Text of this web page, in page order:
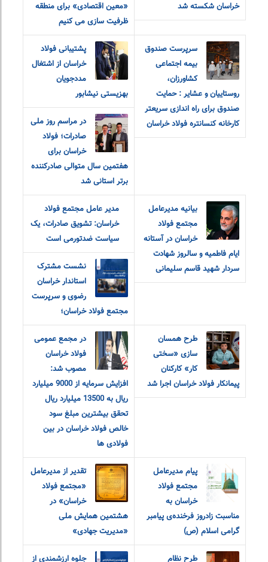
خراسان شکسته شد
«معین اقتصادی» برای منطقه
ظرفیت سازی می کنیم
سرپرست صندوق
بیمه اجتماعی
کشاورزان،
روستاییان و عشایر : حمایت
صندوق برای راه اندازی سریعتر
کارخانه کنسانتره فولاد خراسان
پشتیبانی فولاد
خراسان از اشتغال
مددجویان
بهزیستی نیشابور
در مراسم روز ملی
صادرات؛ فولاد
خراسان برای
هفتمین سال متوالی صادرکننده
برتر استانی شد
بیانیه مدیرعامل
مجتمع فولاد
خراسان در آستانه
ایام فاطمیه و سالروز شهادت
سردار شهید قاسم سلیمانی
مدیر عامل مجتمع فولاد
خراسان: تشویق صادرات، یک
سیاست ضدتورمی است
نشست مشترک
استاندار خراسان
رضوی و سرپرست
مجتمع فولاد خراسان؛
طرح همسان
سازی «سختی
کار» کارکنان
پیمانکار فولاد خراسان اجرا شد
در مجمع عمومی
فولاد خراسان
مصوب شد:
افزایش سرمایه از 9000 میلیارد
ریال به 13500 میلیارد ریال
تحقق بیشترین مبلغ سود
خالص فولاد خراسان در بین
فولادی ها
پیام مدیرعامل
مجتمع فولاد
خراسان به
مناسبت زادروز فرخنده‌ی پیامبر
گرامی اسلام (ص)
تقدیر از مدیرعامل
«مجتمع فولاد
خراسان» در
هشتمین همایش ملی
«مدیریت جهادی»
طرح نظام
جلوه ارزشمندی از